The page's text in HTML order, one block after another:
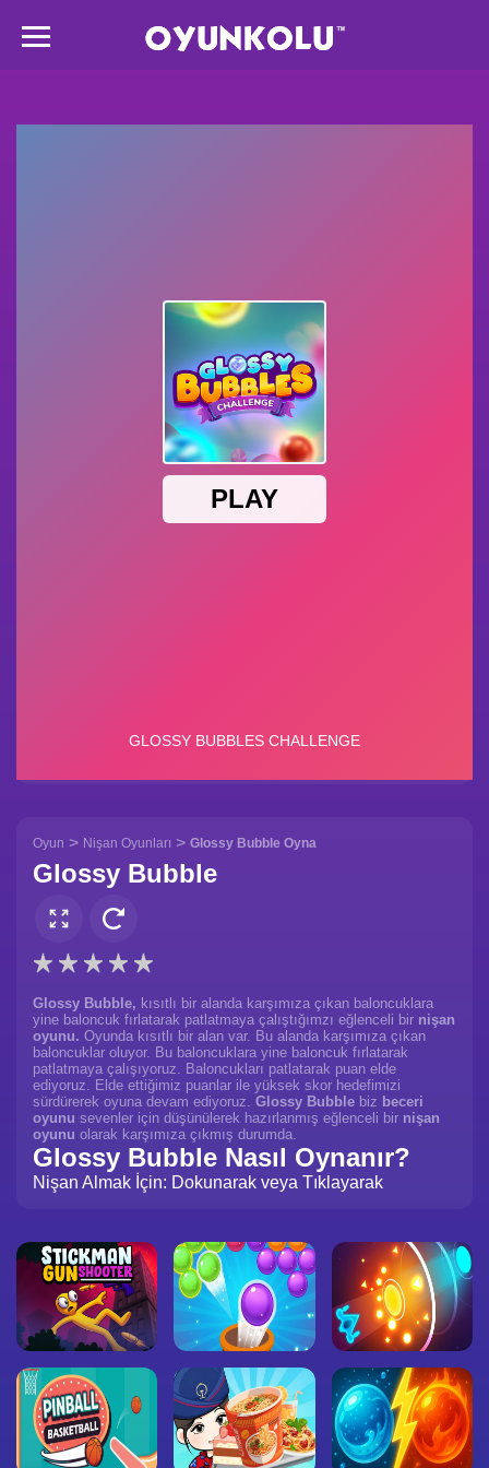
Oyun > Nişan Oyunları > Glossy Bubble Oyna
Glossy Bubble
Glossy Bubble, kısıtlı bir alanda karşımıza çıkan baloncuklara
yine baloncuk fırlatarak patlatmaya çalıştığımzı eğlenceli bir nişan
oyunu. Oyunda kısıtlı bir alan var. Bu alanda karşımıza çıkan
baloncuklar oluyor. Bu baloncuklara yine baloncuk fırlatarak
patlatmaya çalışıyoruz. Baloncukları patlatarak puan elde
ediyoruz. Elde ettiğimiz puanlar ile yüksek skor hedefimizi
sürdürerek oyuna devam ediyoruz. Glossy Bubble biz beceri
oyunu sevenler için düşünülerek hazırlanmış eğlenceli bir nişan
oyunu olarak karşımıza çıkmış durumda.
Glossy Bubble Nasıl Oynanır?
Nişan Almak İçin: Dokunarak veya Tıklayarak